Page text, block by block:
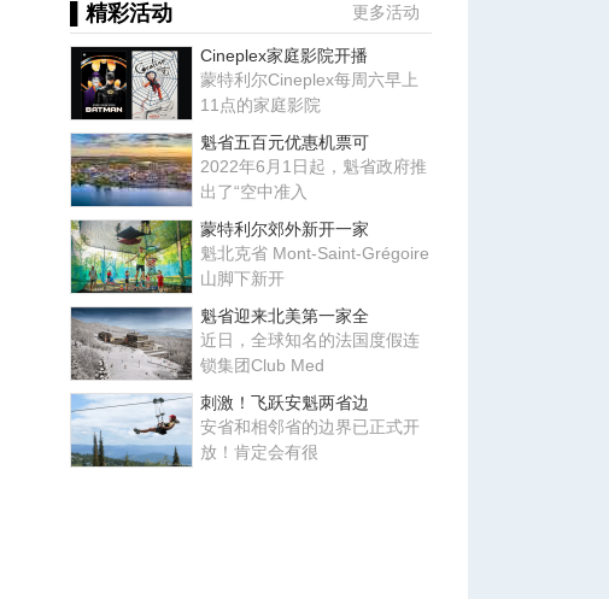
▌精彩活动 更多活动
Cineplex家庭影院开播
蒙特利尔Cineplex每周六早上
11点的家庭影院
魁省五百元优惠机票可
2022年6月1日起，魁省政府推
出了“空中准入
蒙特利尔郊外新开一家
魁北克省 Mont-Saint-Grégoire
山脚下新开
魁省迎来北美第一家全
近日，全球知名的法国度假连
锁集团Club Med
刺激！飞跃安魁两省边
安省和相邻省的边界已正式开
放！肯定会有很